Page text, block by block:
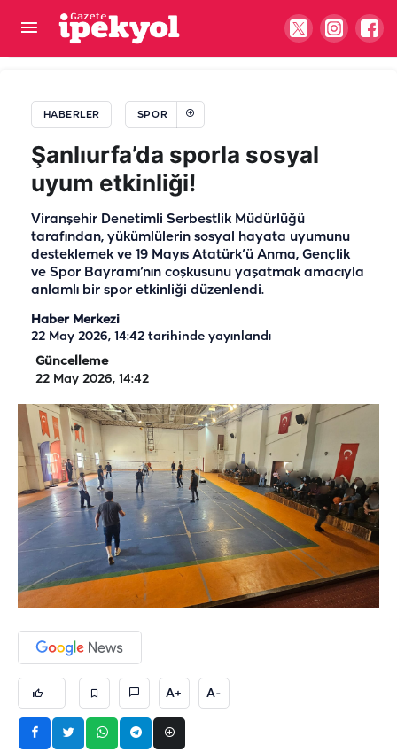
HABERLER SPOR
Şanlıurfa’da sporla sosyal
uyum etkinliği!
Viranşehir Denetimli Serbestlik Müdürlüğü
tarafından, yükümlülerin sosyal hayata uyumunu
desteklemek ve 19 Mayıs Atatürk’ü Anma, Gençlik
ve Spor Bayramı’nın coşkusunu yaşatmak amacıyla
anlamlı bir spor etkinliği düzenlendi.
Haber Merkezi
22 May 2026, 14:42 tarihinde yayınlandı
Güncelleme
22 May 2026, 14:42
A+ A-
Filenin Sultanları'ndan tarihi zafer! 3 yıl sonra bir